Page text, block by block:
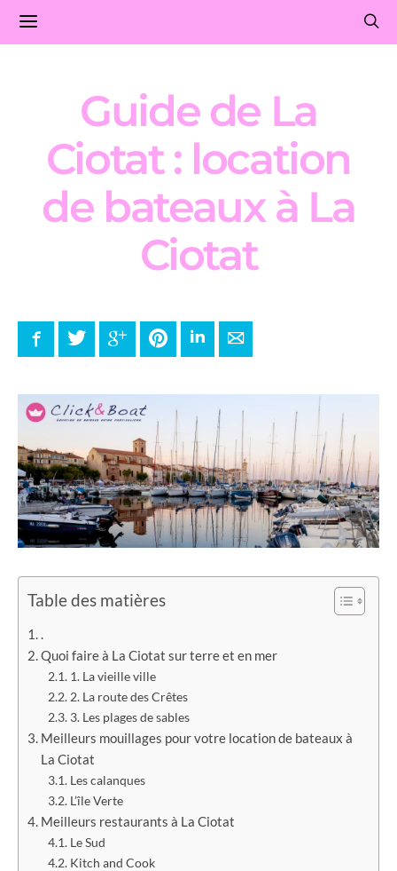
Guide de La
Ciotat : location
de bateaux à La
Ciotat
FacebookTwitter Google+ PinterestLinkedInE-mail
Table des matières
.
Quoi faire à La Ciotat sur terre et en mer
1. La vieille ville
2. La route des Crêtes
3. Les plages de sables
Meilleurs mouillages pour votre location de bateaux à
La Ciotat
Les calanques
L’île Verte
Meilleurs restaurants à La Ciotat
Le Sud
Kitch and Cook